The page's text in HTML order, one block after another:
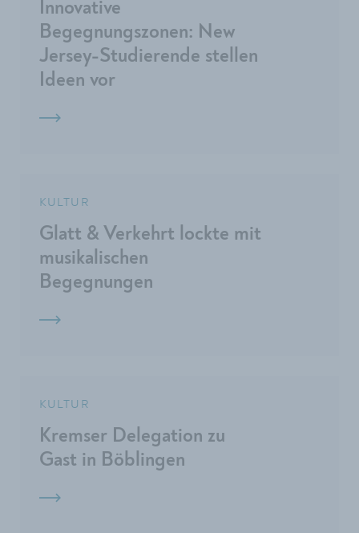
Innovative
Begegnungszonen: New
Jersey-Studierende stellen
Ideen vor
KULTUR
Glatt & Verkehrt lockte mit
musikalischen
Begegnungen
KULTUR
Kremser Delegation zu
Gast in Böblingen